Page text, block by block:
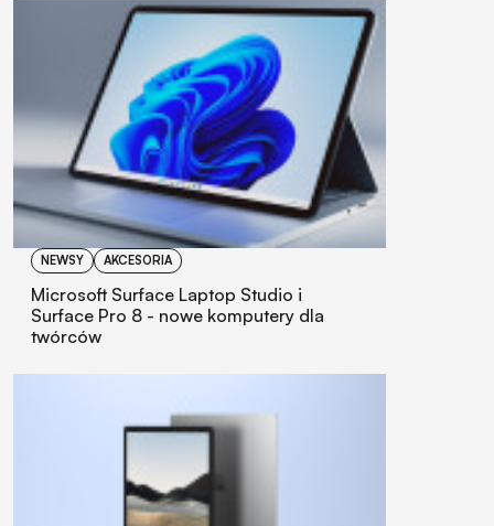
NEWSY AKCESORIA
Microsoft Surface Laptop Studio i
Surface Pro 8 - nowe komputery dla
twórców